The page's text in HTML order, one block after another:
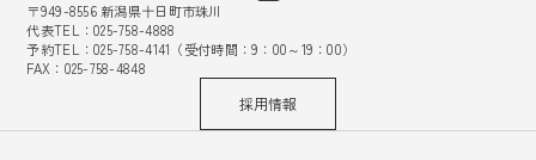
〒949-8556 新潟県十日町市珠川
代表TEL：025-758-4888
予約TEL：025-758-4141（受付時間：9：00～19：00）
FAX：025-758-4848
採用情報